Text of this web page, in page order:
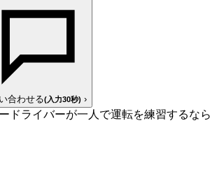
合わせる(入力30秒) ›
ドライバーが一人で運転を練習するなら